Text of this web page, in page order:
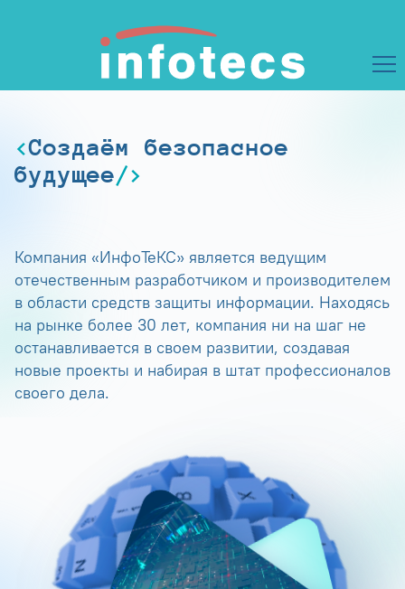
Создаём безопасное
будущее
Компания «ИнфоТеКС» является ведущим
отечественным разработчиком и производителем
в области средств защиты информации. Находясь
на рынке более 30 лет, компания ни на шаг не
останавливается в своем развитии, создавая
новые проекты и набирая в штат профессионалов
своего дела.